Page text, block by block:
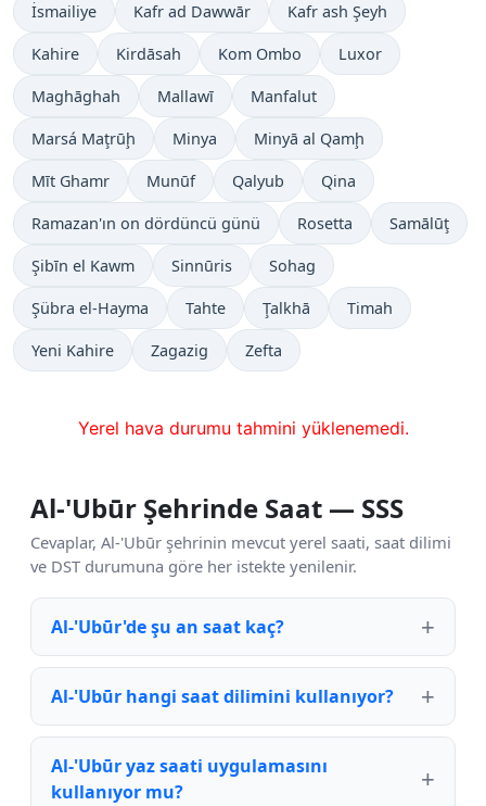
İsmailiye Kafr ad Dawwār Kafr ash Şeyh
Kahire Kirdāsah Kom Ombo Luxor
Maghāghah Mallawī Manfalut
Marsá Maţrūḩ Minya Minyā al Qamḩ
Mīt Ghamr Munūf Qalyub Qina
Ramazan'ın on dördüncü günü Rosetta Samālūţ
Şibīn el Kawm Sinnūris Sohag
Şübra el-Hayma Tahte Ţalkhā Timah
Yeni Kahire Zagazig Zefta
Yerel hava durumu tahmini yüklenemedi.
Al-'Ubūr Şehrinde Saat — SSS
Cevaplar, Al-'Ubūr şehrinin mevcut yerel saati, saat dilimi
ve DST durumuna göre her istekte yenilenir.
Al-'Ubūr'de şu an saat kaç?
Al-'Ubūr hangi saat dilimini kullanıyor?
Al-'Ubūr yaz saati uygulamasını
kullanıyor mu?